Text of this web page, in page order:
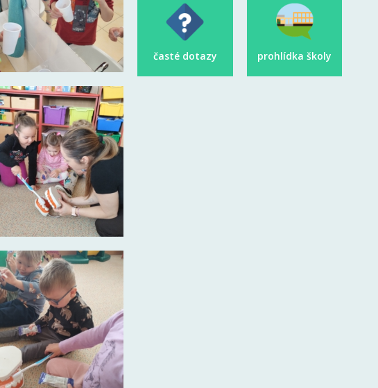
časté dotazy prohlídka školy